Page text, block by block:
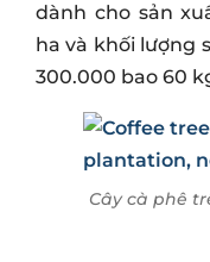
dành cho sản
ha và khối lượng
300.000 bao 60
Cây cà phê